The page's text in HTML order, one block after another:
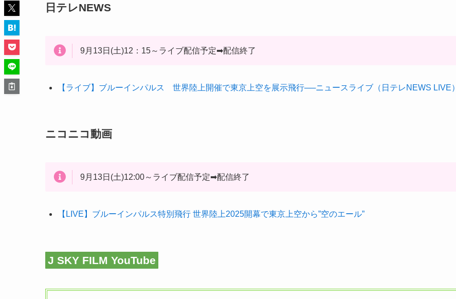
日テレNEWS
9月13日(土)12：15～ライブ配信予定➡配信終了
【ライブ】ブルーインパルス 世界陸上開催で東京上空を展示飛行──ニュースライブ（日テレNEWS LIVE）
ニコニコ動画
9月13日(土)12:00～ライブ配信予定➡配信終了
【LIVE】ブルーインパルス特別飛行 世界陸上2025開幕で東京上空から”空のエール”
J SKY FILM YouTube